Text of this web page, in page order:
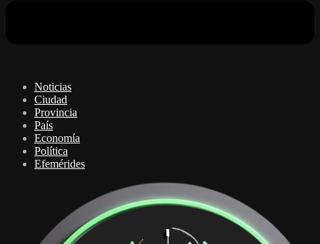
Noticias
Ciudad
Provincia
País
Economía
Política
Efemérides